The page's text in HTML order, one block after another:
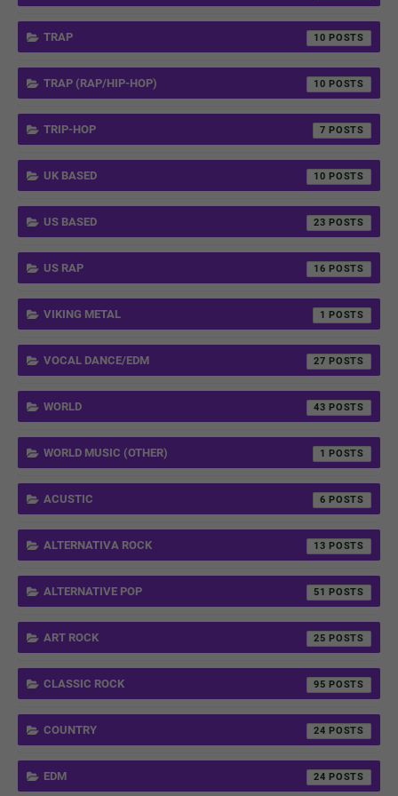
TRAP 10
TRAP (RAP/HIP-HOP) 10
TRIP-HOP 7
UK BASED 10
US BASED 23
US RAP 16
VIKING METAL 1
VOCAL DANCE/EDM 27
WORLD 43
WORLD MUSIC (OTHER) 1
ACUSTIC 6
ALTERNATIVA ROCK 13
ALTERNATIVE POP 51
ART ROCK 25
CLASSIC ROCK 95
COUNTRY 24
EDM 24